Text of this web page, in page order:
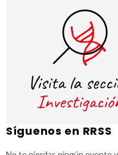
Síguenos en RRSS